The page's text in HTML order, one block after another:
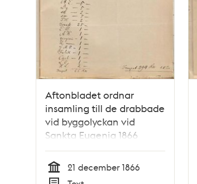
Aftonbladet ordnar
insamling till de drabbade
vid byggolyckan vid
Sankta Eugenia 1866
Tid
21 december 1866